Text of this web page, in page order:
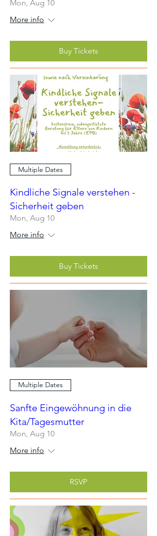
Mon, Aug 10
More info
Buy Tickets
Multiple Dates
Kindliche Signale verstehen -
Sicherheit geben
Mon, Aug 10
More info
Buy Tickets
Multiple Dates
Sanfte Eingewöhnung in die
Kita/Tagesmutter
Mon, Aug 10
More info
RSVP